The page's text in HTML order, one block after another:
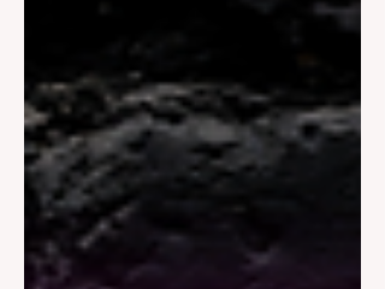
이 있는 경우 효율적인 선택지가 되기도
무작정 시작하면 실망하거나 위험한 상
황에 노출될 수도 있다. 이 글에서는 전
국 유흥꿀알바의 종류, 지역별 특징, 실
제 수입 구조, 그리고 반드시 체크해야
할 안전 기준까지 현실적으로 정리한다.
1. 유흥꿀알바란 무엇인가 유흥꿀알바
는 일반적인 아르바이트에 비해 근무 시
간 대비 수입이 높은 유흥 업종 알바 를